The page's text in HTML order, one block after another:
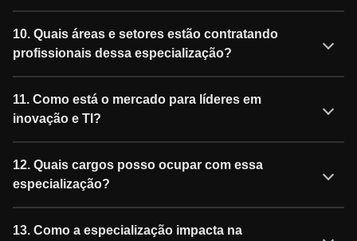
10. Quais áreas e setores estão contratando
profissionais dessa especialização?
11. Como está o mercado para líderes em
inovação e TI?
12. Quais cargos posso ocupar com essa
especialização?
13. Como a especialização impacta na